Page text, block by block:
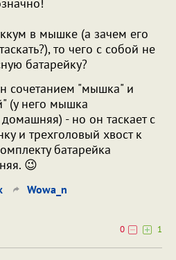
в мышке (а зачем его
то чего с собой не
батарейку?
сочетанием "мышка" и
(у него мышка
- но он таскает с
и трехголовый хвост к
батарейка
😉
Wowa_n
0
1